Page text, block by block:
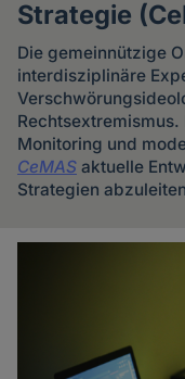
Strategie
Die gemeinnützige
interdisziplinäre
Monitoring und
CeMAS aktuelle
Strategien